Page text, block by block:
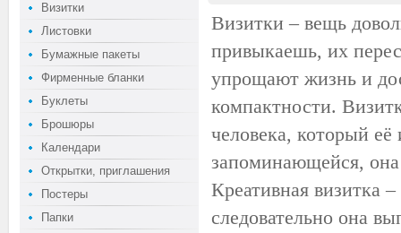
Визитки
Листовки
Бумажные пакеты
Фирменные бланки
Буклеты
Брошюры
Календари
Открытки, приглашения
Постеры
Папки
Визитки – вещь
привыкаешь, их
упрощают жизнь и
компактности.
человека, который
запоминающейся,
Креативнаявизитка –
следовательно она